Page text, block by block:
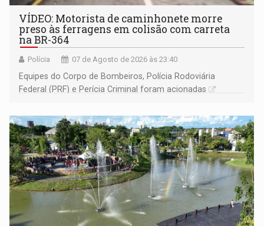
VÍDEO: Motorista de caminhonete morre
preso às ferragens em colisão com carreta
na BR-364
Polícia 07 de Agosto de 2026 às 23:40
Equipes do Corpo de Bombeiros, Polícia Rodoviária
Federal (PRF) e Perícia Criminal foram acionadas